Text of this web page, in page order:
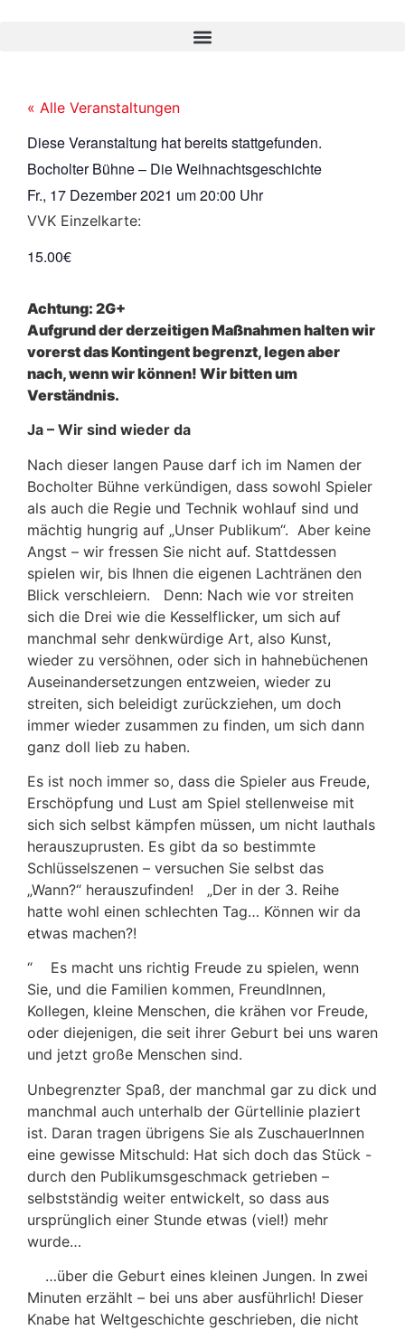
« Alle Veranstaltungen
Diese Veranstaltung hat bereits stattgefunden.
Bocholter Bühne – Die Weihnachtsgeschichte
Fr., 17 Dezember 2021 um20:00 Uhr
VVK Einzelkarte:
15.00€
Achtung: 2G+
Aufgrund der derzeitigen Maßnahmen halten wir
vorerst das Kontingent begrenzt, legen aber
nach, wenn wir können! Wir bitten um
Verständnis.
Ja – Wir sind wieder da
Nach dieser langen Pause darf ich im Namen der
Bocholter Bühne verkündigen, dass sowohl Spieler
als auch die Regie und Technik wohlauf sind und
mächtig hungrig auf „Unser Publikum“. Aber keine
Angst – wir fressen Sie nicht auf. Stattdessen
spielen wir, bis Ihnen die eigenen Lachtränen den
Blick verschleiern. Denn: Nach wie vor streiten
sich die Drei wie die Kesselflicker, um sich auf
manchmal sehr denkwürdige Art, also Kunst,
wieder zu versöhnen, oder sich in hahnebüchenen
Auseinandersetzungen entzweien, wieder zu
streiten, sich beleidigt zurückziehen, um doch
immer wieder zusammen zu finden, um sich dann
ganz doll lieb zu haben.
Es ist noch immer so, dass die Spieler aus Freude,
Erschöpfung und Lust am Spiel stellenweise mit
sich sich selbst kämpfen müssen, um nicht lauthals
herauszuprusten. Es gibt da so bestimmte
Schlüsselszenen – versuchen Sie selbst das
„Wann?“ herauszufinden! „Der in der 3. Reihe
hatte wohl einen schlechten Tag… Können wir da
etwas machen?!
“ Es macht uns richtig Freude zu spielen, wenn
Sie, und die Familien kommen, FreundInnen,
Kollegen, kleine Menschen, die krähen vor Freude,
oder diejenigen, die seit ihrer Geburt bei uns waren
und jetzt große Menschen sind.
Unbegrenzter Spaß, der manchmal gar zu dick und
manchmal auch unterhalb der Gürtellinie plaziert
ist. Daran tragen übrigens Sie als ZuschauerInnen
eine gewisse Mitschuld: Hat sich doch das Stück -
durch den Publikumsgeschmack getrieben –
selbstständig weiter entwickelt, so dass aus
ursprünglich einer Stunde etwas (viel!) mehr
wurde…
…über die Geburt eines kleinen Jungen. In zwei
Minuten erzählt – bei uns aber ausführlich! Dieser
Knabe hat Weltgeschichte geschrieben, die nicht